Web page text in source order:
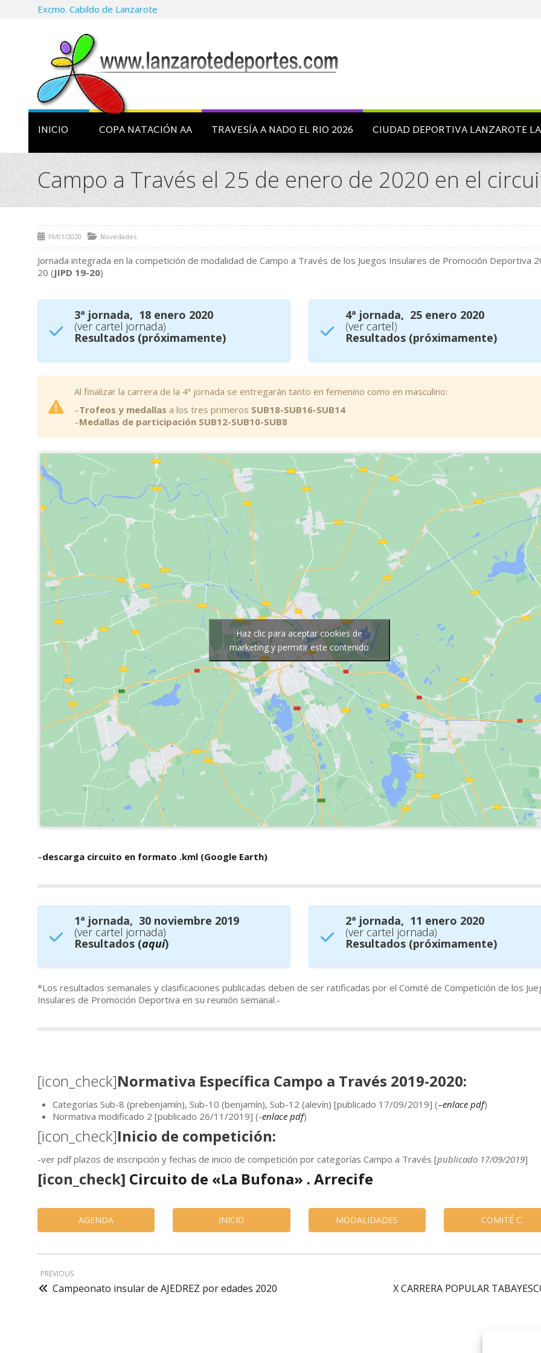
Excmo. Cabildo de Lanzarote
INICIO COPA NATACIÓN AA TRAVESÍA A NADO EL RIO 2026 CIUDAD DEPORTIVA LANZAROTE
Campo a Través el 25 de enero de 2020 en el
19/01/2020 Novedades
Jornada integrada en la competición de modalidad de Campo a Través de los Juegos Insulares de Promoción Deportiva
20 (JIPD 19-20)
3ª jornada, 18 enero 2020
(ver cartel jornada)
Resultados (próximamente)
4ª jornada, 25 enero 2020
(ver cartel)
Resultados (próximamente)
Al finalizar la carrera de la 4ª jornada se entregarán tanto en femenino como en masculino:
–Trofeos y medallas a los tres primeros SUB18-SUB16-SUB14
–Medallas de participación SUB12-SUB10-SUB8
Haz clic para aceptar cookies de
marketing y permitir este contenido
–descarga circuito en formato .kml (Google Earth)
1ª jornada, 30 noviembre 2019
(ver cartel jornada)
Resultados (aquí)
2ª jornada, 11 enero 2020
(ver cartel jornada)
Resultados (próximamente)
*Los resultados semanales y clasificaciones publicadas deben de ser ratificadas por el Comité de Competición de los
Insulares de Promoción Deportiva en su reunión semanal.-
[icon_check]Normativa Específica Campo a Través 2019-2020:
Categorías Sub-8 (prebenjamín), Sub-10 (benjamín), Sub-12 (alevín) [publicado 17/09/2019] (–enlace pdf)
Normativa modificado 2 [publicado 26/11/2019] (-enlace pdf)
[icon_check]Inicio de competición:
-ver pdf plazos de inscripción y fechas de inicio de competición por categorías Campo a Través [publicado 17/09/2019]
[icon_check] Circuito de «La Bufona» . Arrecife
AGENDA INICIO MODALIDADES COMITÉ C.
PREVIOUS
Campeonato insular de AJEDREZ por edades 2020 X CARRERA POPULAR